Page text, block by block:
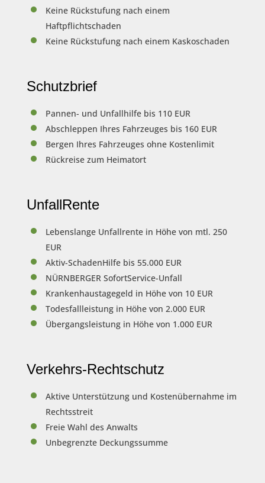
Keine Rückstufung nach einem
Haftpflichtschaden
Keine Rückstufung nach einem Kaskoschaden
Schutzbrief
Pannen- und Unfallhilfe bis 110 EUR
Abschleppen Ihres Fahrzeuges bis 160 EUR
Bergen Ihres Fahrzeuges ohne Kostenlimit
Rückreise zum Heimatort
UnfallRente
Lebenslange Unfallrente in Höhe von mtl. 250
EUR
Aktiv-SchadenHilfe bis 55.000 EUR
NÜRNBERGER SofortService-Unfall
Krankenhaustagegeld in Höhe von 10 EUR
Todesfallleistung in Höhe von 2.000 EUR
Übergangsleistung in Höhe von 1.000 EUR
Verkehrs-Rechtschutz
Aktive Unterstützung und Kostenübernahme im
Rechtsstreit
Freie Wahl des Anwalts
Unbegrenzte Deckungssumme